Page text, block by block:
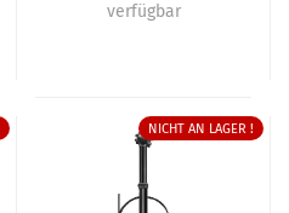
verfügbar
NICHT AN LAGER !